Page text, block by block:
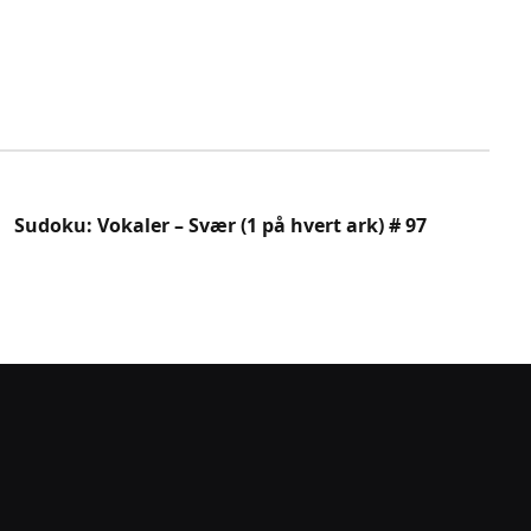
Sudoku: Vokaler – Svær (1 på hvert ark) # 97